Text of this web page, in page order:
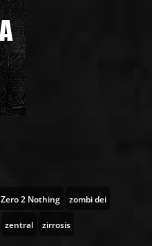
Zero 2 Nothing zombi dei
zentral zirrosis